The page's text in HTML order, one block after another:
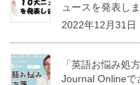
ュースを発表し
2022年12月31日
「英語お悩み処
Journal Onlineで